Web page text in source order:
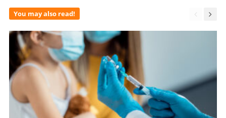
You may also read!